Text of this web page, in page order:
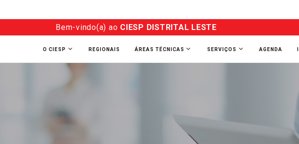
Bem-vindo(a) ao CIESP DISTRITAL LESTE
O CIESP REGIONAIS ÁREAS TÉCNICAS SERVIÇOS AGENDA